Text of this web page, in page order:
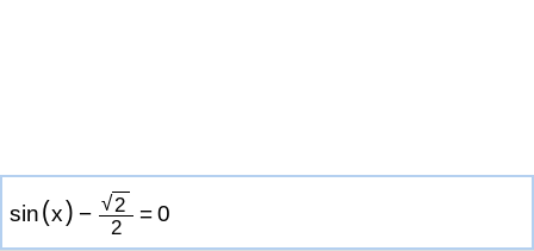
sin(x) − √2
2
= 0